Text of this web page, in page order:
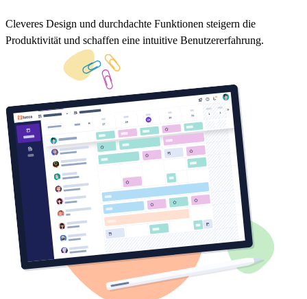
Cleveres Design und durchdachte Funktionen steigern die
Produktivität und schaffen eine intuitive Benutzererfahrung.